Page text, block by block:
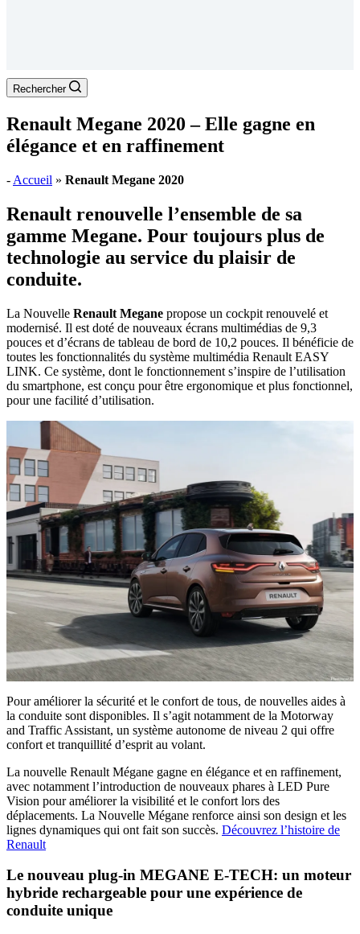
Rechercher
Renault Megane 2020 – Elle gagne en
élégance et en raffinement
- Accueil » Renault Megane 2020
Renault renouvelle l’ensemble de sa
gamme Megane. Pour toujours plus de
technologie au service du plaisir de
conduite.
La Nouvelle Renault Megane propose un cockpit renouvelé et
modernisé. Il est doté de nouveaux écrans multimédias de 9,3
pouces et d’écrans de tableau de bord de 10,2 pouces. Il bénéficie de
toutes les fonctionnalités du système multimédia Renault EASY
LINK. Ce système, dont le fonctionnement s’inspire de l’utilisation
du smartphone, est conçu pour être ergonomique et plus fonctionnel,
pour une facilité d’utilisation.
Pour améliorer la sécurité et le confort de tous, de nouvelles aides à
la conduite sont disponibles. Il s’agit notamment de la Motorway
and Traffic Assistant, un système autonome de niveau 2 qui offre
confort et tranquillité d’esprit au volant.
La nouvelle Renault Mégane gagne en élégance et en raffinement,
avec notamment l’introduction de nouveaux phares à LED Pure
Vision pour améliorer la visibilité et le confort lors des
déplacements. La Nouvelle Mégane renforce ainsi son design et les
lignes dynamiques qui ont fait son succès. Découvrez l’histoire de
Renault
Le nouveau plug-in MEGANE E-TECH: un moteur
hybride rechargeable pour une expérience de
conduite unique